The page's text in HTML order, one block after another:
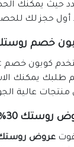
حيث يمكنك
أول حجز لك
خصم
طلبك يمكنك
منتجات عالية
30% على أرقى أنواع الأخشاب الطبيعية
عروض